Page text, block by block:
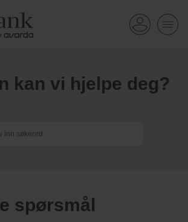
kan vi hjelpe deg?
spørsmål